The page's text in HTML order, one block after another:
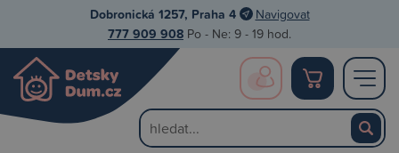
Dobronická 1257, Praha 4 Navigovat
777 909 908 Po - Ne: 9 - 19 hod.